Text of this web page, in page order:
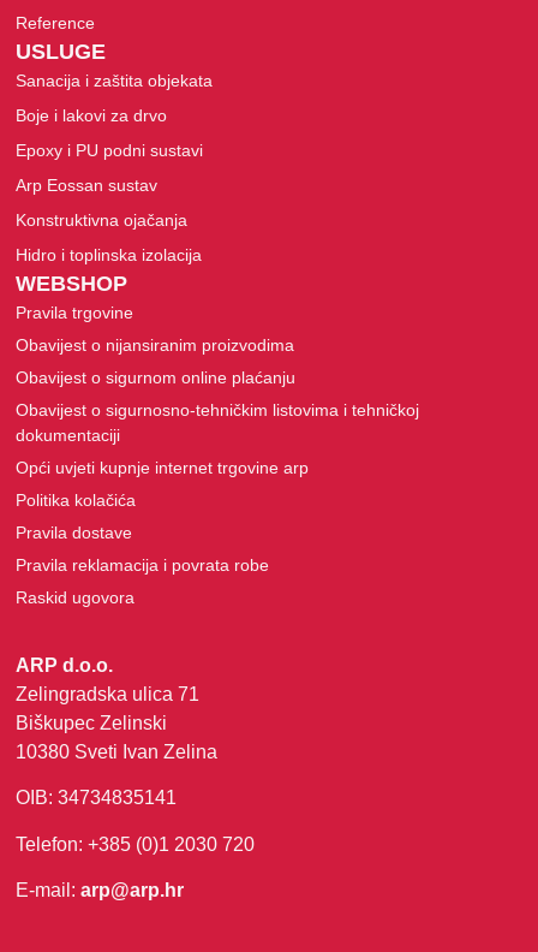
Reference
USLUGE
Sanacija i zaštita objekata
Boje i lakovi za drvo
Epoxy i PU podni sustavi
Arp Eossan sustav
Konstruktivna ojačanja
Hidro i toplinska izolacija
WEBSHOP
Pravila trgovine
Obavijest o nijansiranim proizvodima
Obavijest o sigurnom online plaćanju
Obavijest o sigurnosno-tehničkim listovima i tehničkoj
dokumentaciji
Opći uvjeti kupnje internet trgovine arp
Politika kolačića
Pravila dostave
Pravila reklamacija i povrata robe
Raskid ugovora
ARP d.o.o.
Zelingradska ulica 71
Biškupec Zelinski
10380 Sveti Ivan Zelina
OIB: 34734835141
Telefon: +385 (0)1 2030 720
E-mail: arp@arp.hr